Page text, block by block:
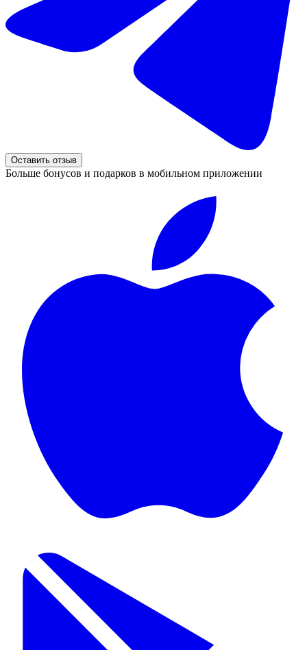
Оставить отзыв
Больше бонусов и подарков в мобильном приложении